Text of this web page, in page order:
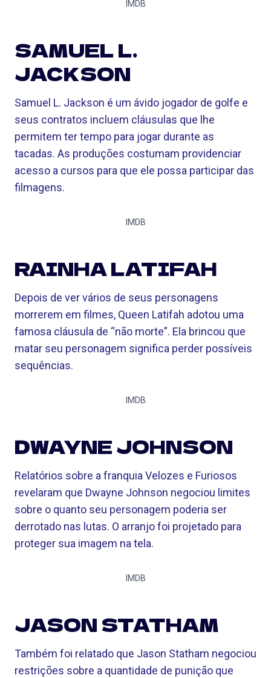
IMDB
SAMUEL L.
JACKSON
Samuel L. Jackson é um ávido jogador de golfe e
seus contratos incluem cláusulas que lhe
permitem ter tempo para jogar durante as
tacadas. As produções costumam providenciar
acesso a cursos para que ele possa participar das
filmagens.
IMDB
RAINHA LATIFAH
Depois de ver vários de seus personagens
morrerem em filmes, Queen Latifah adotou uma
famosa cláusula de “não morte”. Ela brincou que
matar seu personagem significa perder possíveis
sequências.
IMDB
DWAYNE JOHNSON
Relatórios sobre a franquia Velozes e Furiosos
revelaram que Dwayne Johnson negociou limites
sobre o quanto seu personagem poderia ser
derrotado nas lutas. O arranjo foi projetado para
proteger sua imagem na tela.
IMDB
JASON STATHAM
Também foi relatado que Jason Statham negociou
restrições sobre a quantidade de punição que